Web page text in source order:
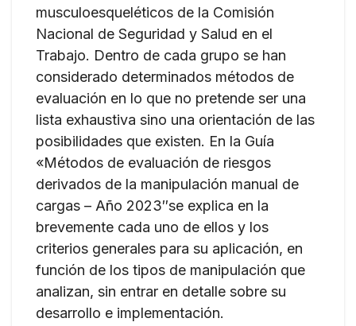
musculoesqueléticos de la Comisión
Nacional de Seguridad y Salud en el
Trabajo. Dentro de cada grupo se han
considerado determinados métodos de
evaluación en lo que no pretende ser una
lista exhaustiva sino una orientación de las
posibilidades que existen. En la Guía
«Métodos de evaluación de riesgos
derivados de la manipulación manual de
cargas – Año 2023″se explica en la
brevemente cada uno de ellos y los
criterios generales para su aplicación, en
función de los tipos de manipulación que
analizan, sin entrar en detalle sobre su
desarrollo e implementación.